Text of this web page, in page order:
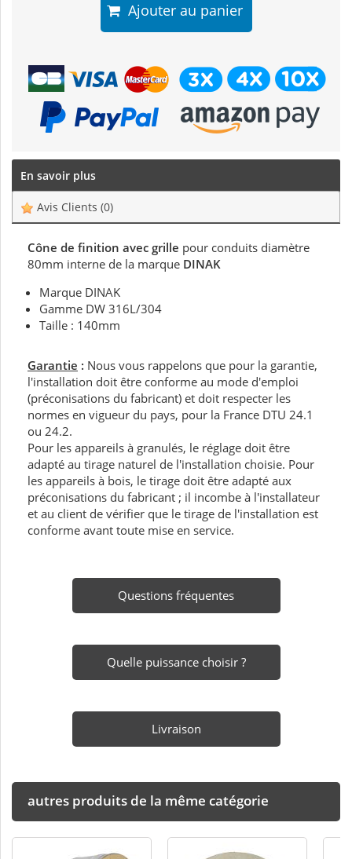
Ajouter au panier
En savoir plus
Avis Clients (0)
Cône de finition avec grille pour conduits diamètre
80mm interne de la marque DINAK
Marque DINAK
Gamme DW 316L/304
Taille : 140mm
Garantie : Nous vous rappelons que pour la garantie,
l'installation doit être conforme au mode d'emploi
(préconisations du fabricant) et doit respecter les
normes en vigueur du pays, pour la France DTU 24.1
ou 24.2.
Pour les appareils à granulés, le réglage doit être
adapté au tirage naturel de l'installation choisie. Pour
les appareils à bois, le tirage doit être adapté aux
préconisations du fabricant ; il incombe à l'installateur
et au client de vérifier que le tirage de l'installation est
conforme avant toute mise en service.
Questions fréquentes
Quelle puissance choisir ?
Livraison
autres produits de la même catégorie